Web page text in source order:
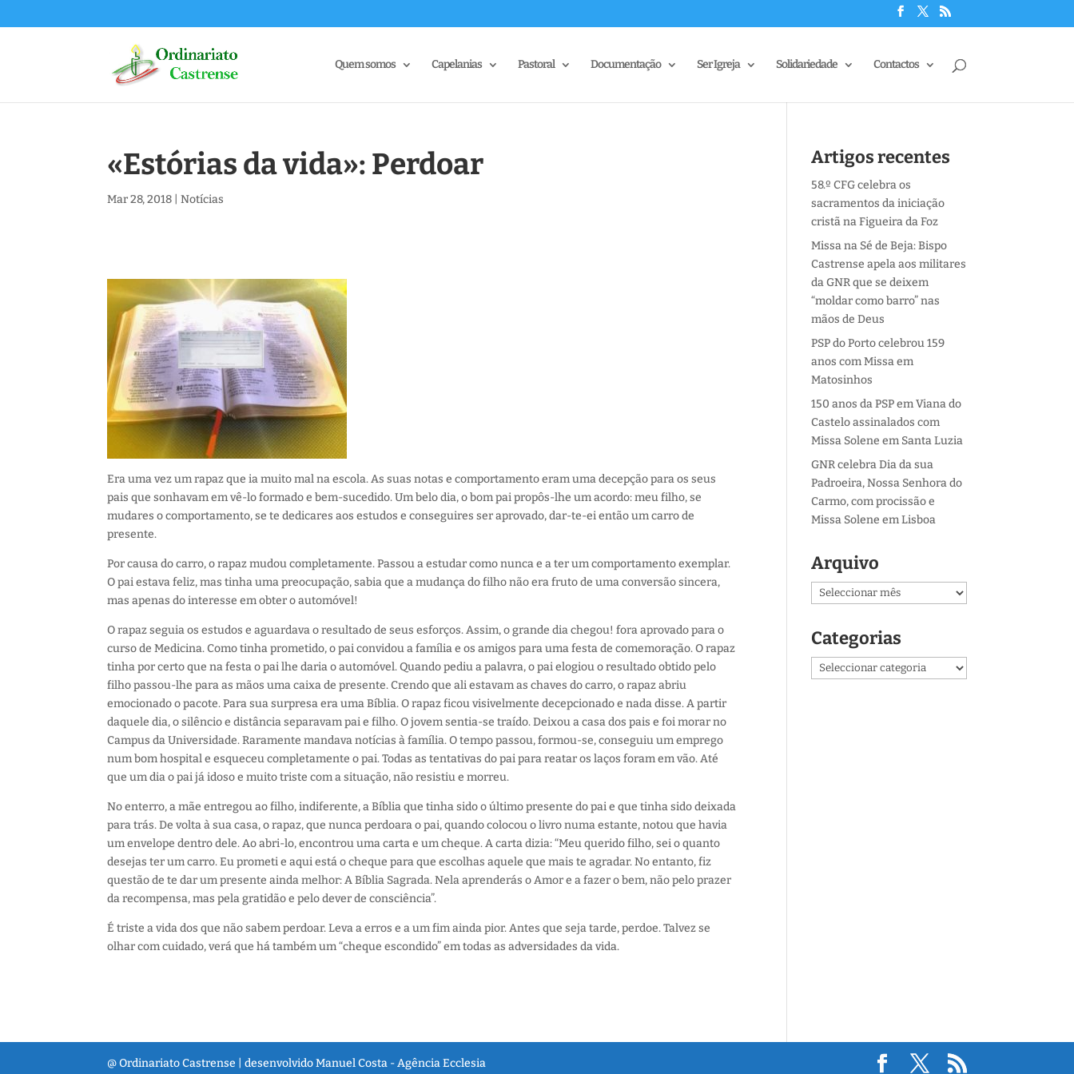
Quem somos Capelanias Pastoral Documentação Ser Igreja Solidariedade Contactos
«Estórias da vida»: Perdoar
Mar 28, 2018 |Notícias
Era uma vez um rapaz que ia muito mal na escola. As suas notas e comportamento eram uma decepção para os seus
pais que sonhavam em vê-lo formado e bem-sucedido.Um belo dia, o bom pai propôs-lhe um acordo: meu filho, se
mudares o comportamento, se te dedicares aos estudos e conseguires ser aprovado, dar-te-ei então um carro de
presente.
Por causa do carro, o rapaz mudou completamente. Passou a estudar como nunca e a ter um comportamento exemplar.
O pai estava feliz, mas tinha uma preocupação, sabia que a mudança do filho não era fruto de uma conversão sincera,
mas apenas do interesse em obter o automóvel!
O rapaz seguia os estudos e aguardava o resultado de seus esforços. Assim, o grande dia chegou! fora aprovado para o
curso de Medicina. Como tinha prometido, o pai convidou a família e os amigos para uma festa de comemoração. O rapaz
tinha por certo que na festa o pai lhe daria o automóvel. Quando pediu a palavra, o pai elogiou o resultado obtido pelo
filho passou-lhe para as mãos uma caixa de presente. Crendo que ali estavam as chaves do carro, o rapaz abriu
emocionado o pacote. Para sua surpresa era uma Bíblia. O rapaz ficou visivelmente decepcionado e nada disse. A partir
daquele dia, o silêncio e distância separavam pai e filho. O jovem sentia-se traído. Deixou a casa dos pais e foi morar no
Campus da Universidade. Raramente mandava notícias à família. O tempo passou, formou-se, conseguiu um emprego
num bom hospital e esqueceu completamente o pai. Todas as tentativas do pai para reatar os laços foram em vão. Até
que um dia o pai já idoso e muito triste com a situação, não resistiu e morreu.
No enterro, a mãe entregou ao filho, indiferente, a Bíblia que tinha sido o último presente do pai e que tinha sido deixada
para trás. De volta à sua casa, o rapaz, que nunca perdoara o pai, quando colocou o livro numa estante, notou que havia
um envelope dentro dele. Ao abri-lo, encontrou uma carta e um cheque. A carta dizia: “Meu querido filho, sei o quanto
desejas ter um carro. Eu prometi e aqui está o cheque para que escolhas aquele que mais te agradar. No entanto, fiz
questão de te dar um presente ainda melhor: A Bíblia Sagrada. Nela aprenderás o Amor e a fazer o bem, não pelo prazer
da recompensa, mas pela gratidão e pelo dever de consciência”.
É triste a vida dos que não sabem perdoar. Leva a erros e a um fim ainda pior. Antes que seja tarde, perdoe. Talvez se
olhar com cuidado, verá que há também um “cheque escondido” em todas as adversidades da vida.
Artigos recentes
58.º CFG celebra os
sacramentos da iniciação
cristã na Figueira da Foz
Missa na Sé de Beja: Bispo
Castrense apela aos militares
da GNR que se deixem
“moldar como barro” nas
mãos de Deus
PSP do Porto celebrou 159
anos com Missa em
Matosinhos
150 anos da PSP em Viana do
Castelo assinalados com
Missa Solene em Santa Luzia
GNR celebra Dia da sua
Padroeira, Nossa Senhora do
Carmo, com procissão e
Missa Solene em Lisboa
Arquivo
Arquivo
Categorias
Categorias
@ Ordinariato Castrense | desenvolvido Manuel Costa - Agência Ecclesia